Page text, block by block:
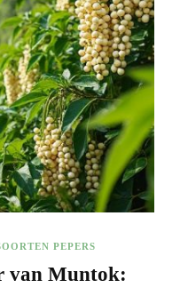
PEPERS
van Muntok: